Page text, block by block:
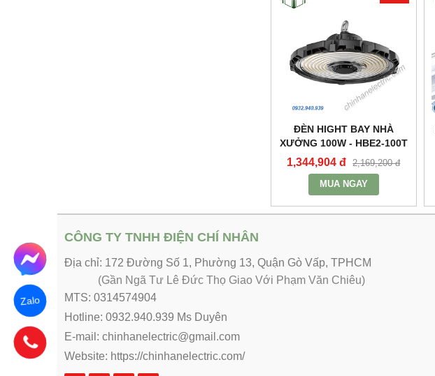
ĐÈN HIGHT BAY NHÀ
XƯỞNG 100W - HBE2-100T
- MPE
1,344,904 đ 2,169,200 đ
MUA NGAY
CÔNG TY TNHH ĐIỆN CHÍ NHÂN
Địa chỉ: 172 Đường Số 1, Phường 13, Quận Gò Vấp, TPHCM
(Gần Ngã Tư Lê Đức Thọ Giao Với Phạm Văn Chiêu)
MTS: 0314574904
Hotline: 0932.940.939 Ms Duyên
E-mail: chinhanelectric@gmail.com
Website: https://chinhanelectric.com/
Zalo